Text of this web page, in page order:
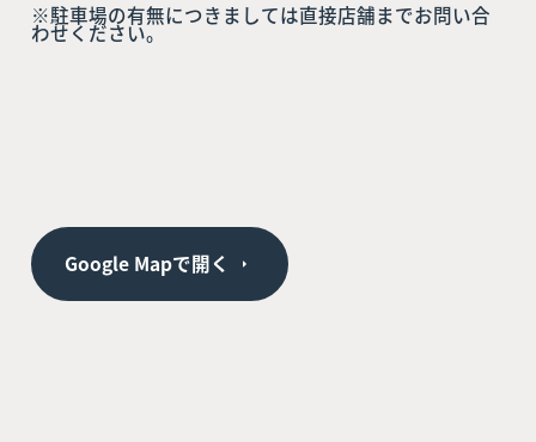
※駐車場の有無につきましては直接店舗までお問い合
わせください。
Google Mapで開く